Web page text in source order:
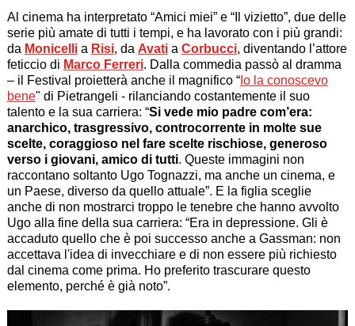
Al cinema ha interpretato “Amici miei” e “Il vizietto”, due delle
serie più amate di tutti i tempi, e ha lavorato con i più grandi:
da Monicellia Risi, da Avatia Corbucci, diventando l’attore
feticcio di Marco Ferreri. Dalla commedia passò al dramma
– il Festival proietterà anche il magnifico “Io la conoscevo
bene" di Pietrangeli - rilanciando costantemente il suo
talento e la sua carriera: “Si vede mio padre com’era:
anarchico, trasgressivo, controcorrente in molte sue
scelte, coraggioso nel fare scelte rischiose, generoso
verso i giovani, amico di tutti. Queste immagini non
raccontano soltanto Ugo Tognazzi, ma anche un cinema, e
un Paese, diverso da quello attuale”. E la figlia sceglie
anche di non mostrarci troppo le tenebre che hanno avvolto
Ugo alla fine della sua carriera: “Era in depressione. Gli è
accaduto quello che è poi successo anche a Gassman: non
accettava l'idea di invecchiare e di non essere più richiesto
dal cinema come prima. Ho preferito trascurare questo
elemento, perché è già noto”.